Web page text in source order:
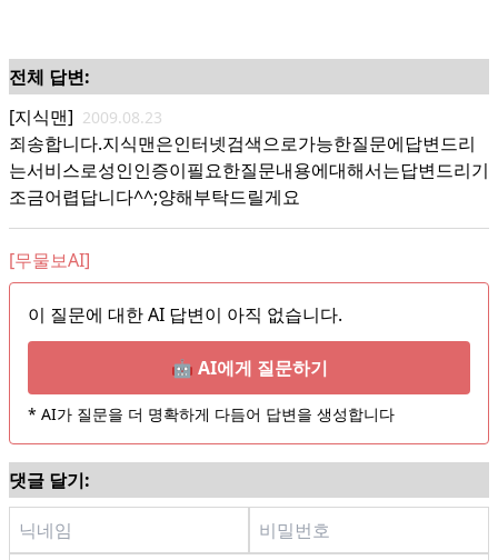
전체 답변:
[지식맨] 2009.08.23
죄송합니다.지식맨은인터넷검색으로가능한질문에답변드리
는서비스로성인인증이필요한질문내용에대해서는답변드리기
조금어렵답니다^^;양해부탁드릴게요
[무물보AI]
이 질문에 대한 AI 답변이 아직 없습니다.
🤖 AI에게 질문하기
* AI가 질문을 더 명확하게 다듬어 답변을 생성합니다
댓글 달기: